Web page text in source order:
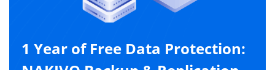
1 Year of Free Data Protection: